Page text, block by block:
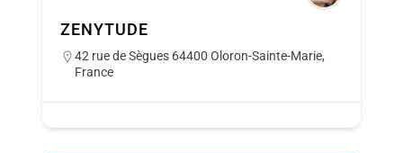
ZENYTUDE
42 rue de Sègues 64400 Oloron-Sainte-Marie,
France